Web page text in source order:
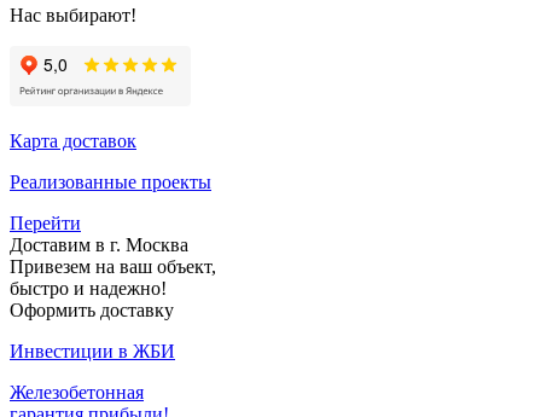
Нас выбирают!
Карта доставок
Реализованные проекты
Перейти
Доставим в г. Москва
Привезем на ваш объект,
быстро и надежно!
Оформить доставку
Инвестиции в ЖБИ
Железобетонная